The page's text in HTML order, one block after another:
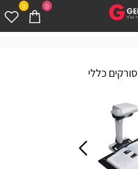
0 0
סורקים כללי